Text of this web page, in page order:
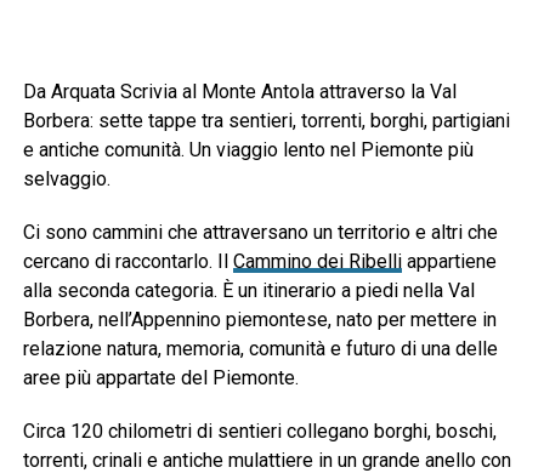
Da Arquata Scrivia al Monte Antola attraverso la Val
Borbera: sette tappe tra sentieri, torrenti, borghi, partigiani
e antiche comunità. Un viaggio lento nel Piemonte più
selvaggio.
Ci sono cammini che attraversano un territorio e altri che
cercano di raccontarlo. Il Cammino dei Ribelliappartiene
alla seconda categoria. È un itinerario a piedi nella Val
Borbera, nell’Appennino piemontese, nato per mettere in
relazione natura, memoria, comunità e futuro di una delle
aree più appartate del Piemonte.
Circa 120 chilometri di sentieri collegano borghi, boschi,
torrenti, crinali e antiche mulattiere in un grande anello con